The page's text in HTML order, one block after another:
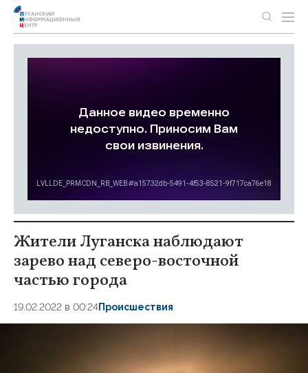
Жители Луганска наблюдают
зарево над северо-восточной
частью города
19.02.2022 в 00:24Происшествия